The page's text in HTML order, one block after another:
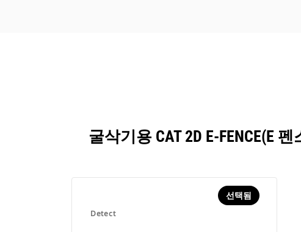
굴삭기용 CAT 2D E-FENCE(E
Detect
선택됨